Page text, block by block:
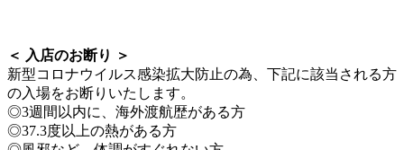
＜ 入店のお断り ＞
新型コロナウイルス感染拡大防止の為、下記に該当される方
の入場をお断りいたします。
◎3週間以内に、海外渡航歴がある方
◎37.3度以上の熱がある方